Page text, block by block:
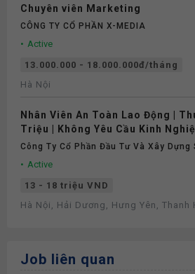
Chuyên viên Marketing
CÔNG TY CỔ PHẦN X-MEDIA
Active
13.000.000 - 18.000.000đ/tháng
Hà Nội
Nhân Viên An Toàn Lao Động |
Triệu | Không Yêu Cầu Kinh
Công Ty Cổ Phần Đầu Tư Và Xây Dựng
Active
13 - 18 triệu VND
Hà Nội, Hải Dương, Hưng Yên, Thanh
Job liên quan